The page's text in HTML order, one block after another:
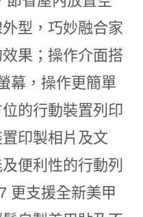
型，巧妙融合家
果；操作介面搭
幕，操作更簡單
的行動裝置列印
印製相片及文
便利性的行動列
更支援全新美甲